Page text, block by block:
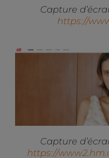
Capture
https://
Capture
https://